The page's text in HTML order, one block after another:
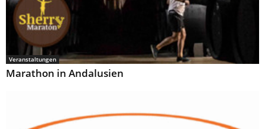
Veranstaltungen
Marathon in Andalusien